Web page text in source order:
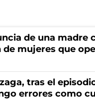
de una madre
mujeres que
tras el
errores como